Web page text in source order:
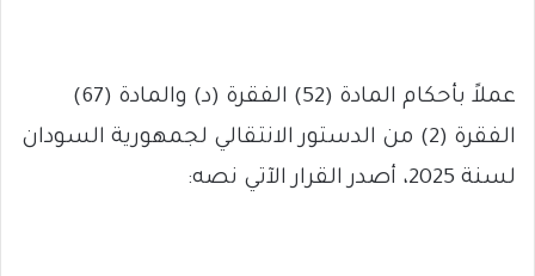
عملاً بأحكام المادة (52) الفقرة (د) والمادة (67)
الفقرة (2) من الدستور الانتقالي لجمهورية السودان
لسنة 2025، أصدر القرار الآتي نصه: